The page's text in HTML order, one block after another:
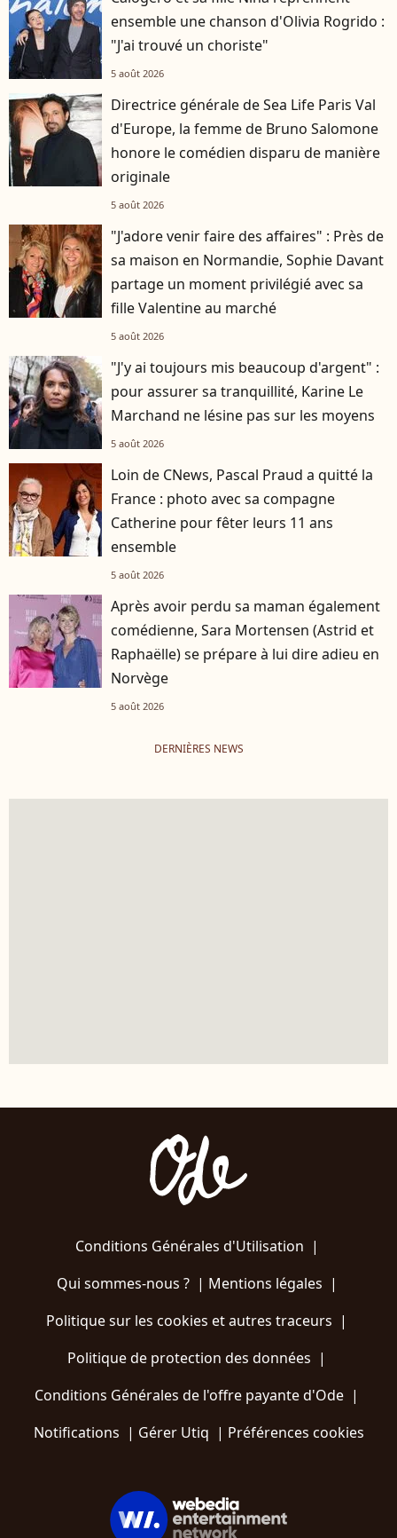
ensemble une chanson d'Olivia Rogrido :
"J'ai trouvé un choriste"
5 août 2026
Directrice générale de Sea Life Paris Val
d'Europe, la femme de Bruno Salomone
honore le comédien disparu de manière
originale
5 août 2026
"J'adore venir faire des affaires" : Près de
sa maison en Normandie, Sophie Davant
partage un moment privilégié avec sa
fille Valentine au marché
5 août 2026
"J'y ai toujours mis beaucoup d'argent" :
pour assurer sa tranquillité, Karine Le
Marchand ne lésine pas sur les moyens
5 août 2026
Loin de CNews, Pascal Praud a quitté la
France : photo avec sa compagne
Catherine pour fêter leurs 11 ans
ensemble
5 août 2026
Après avoir perdu sa maman également
comédienne, Sara Mortensen (Astrid et
Raphaëlle) se prépare à lui dire adieu en
Norvège
5 août 2026
DERNIÈRES NEWS
Conditions Générales d'Utilisation |
Qui sommes-nous ?| Mentions légales |
Politique sur les cookies et autres traceurs |
Politique de protection des données |
Conditions Générales de l'offre payante d'Ode |
Notifications | Gérer Utiq | Préférences cookies